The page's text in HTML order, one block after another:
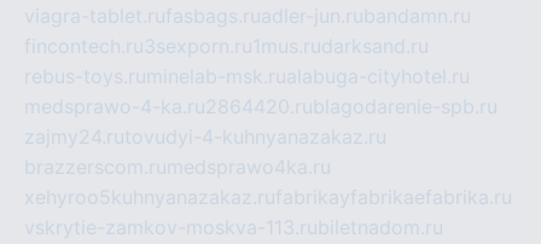
viagra-tablet.rufasbags.ruadler-jun.rubandamn.ru
fincontech.ru3sexporn.ru1mus.rudarksand.ru
rebus-toys.ru minelab-msk.rualabuga-cityhotel.ru
medsprawo-4-ka.ru2864420.rublagodarenie-spb.ru
zajmy24.rutovudyi-4-kuhnyanazakaz.ru
brazzerscom.ru medsprawo4ka.ru
xehyroo5kuhnyanazakaz.rufabrikayfabrikaefabrika.ru
vskrytie-zamkov-moskva-113.rubiletnadom.ru